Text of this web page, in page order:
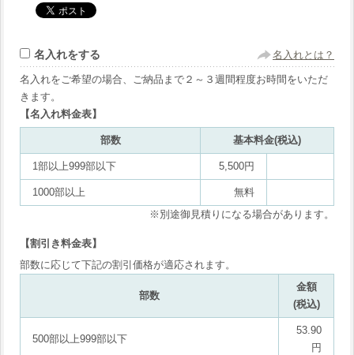
名入れをする 名入れとは？
名入れをご希望の場合、ご納品まで２～３週間程度お時間をいただ
きます。
【名入れ料金表】
部数 基本料金(税込)
1部以上999部以下 5,500円
1000部以上
無料
※別途御見積りになる場合があります。
【割引き料金表】
部数に応じて下記の割引価格が適応されます。
部数
金額
(税込)
500部以上999部以下
53.90
円